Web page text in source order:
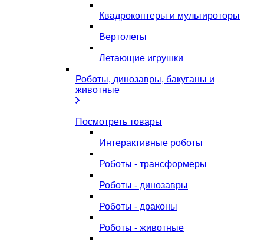
Квадрокоптеры и мультироторы
Вертолеты
Летающие игрушки
Роботы, динозавры, бакуганы и
животные
Посмотреть товары
Интерактивные роботы
Роботы - трансформеры
Роботы - динозавры
Роботы - драконы
Роботы - животные